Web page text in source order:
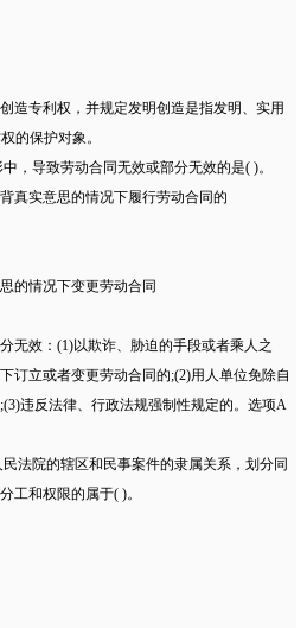
造专利权，并规定发明创造是指发明、实用
的保护对象。
，导致劳动合同无效或部分无效的是( )。
真实意思的情况下履行劳动合同的
的情况下变更劳动合同
无效：(1)以欺诈、胁迫的手段或者乘人之
订立或者变更劳动合同的;(2)用人单位免除自
违反法律、行政法规强制性规定的。选项A
法院的辖区和民事案件的隶属关系，划分同
工和权限的属于( )。